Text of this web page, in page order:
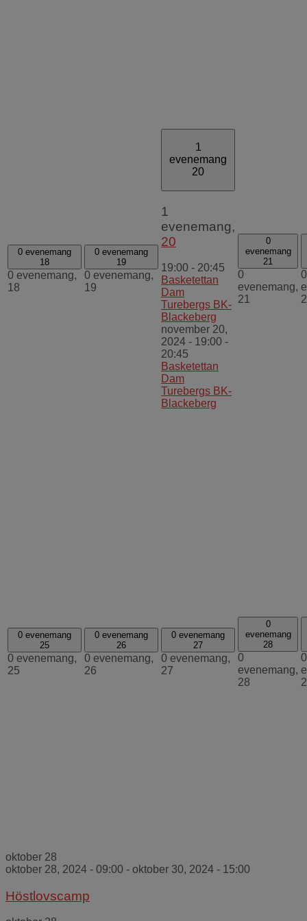
0 evenemang
18
0 evenemang,
18
0 evenemang
19
0 evenemang,
19
1
evenemang
20
1
evenemang,
20
19:00 - 20:45
Basketettan
Dam
Turebergs BK-
Blackeberg
november 20,
2024 - 19:00 -
20:45
Basketettan
Dam
Turebergs BK-
Blackeberg
0
evenemang
21
0
evenemang,
21
0
0 evenemang
25
0 evenemang,
25
0 evenemang
26
0 evenemang,
26
0 evenemang
27
0 evenemang,
27
0
evenemang
28
0
evenemang,
28
0
oktober 28
oktober 28, 2024 - 09:00 - oktober 30, 2024 - 15:00
Höstlovscamp